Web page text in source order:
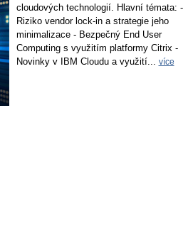
cloudových technologií. Hlavní témata: -
Riziko vendor lock-in a strategie jeho
minimalizace - Bezpečný End User
Computing s využitím platformy Citrix -
Novinky v IBM Cloudu a využití... více